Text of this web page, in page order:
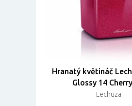
Hranatý květináč
Glossy 14
Lechuza